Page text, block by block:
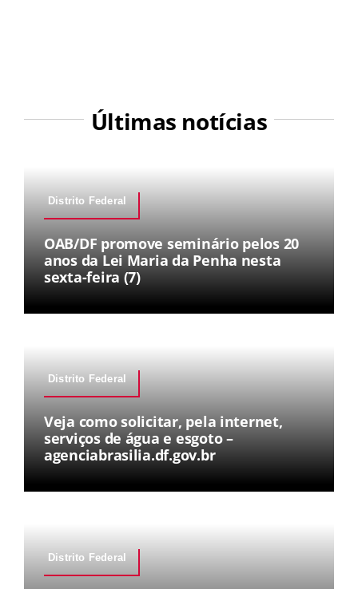
Últimas notícias
Distrito Federal
OAB/DF promove seminário pelos 20
anos da Lei Maria da Penha nesta
sexta-feira (7)
Distrito Federal
Veja como solicitar, pela internet,
serviços de água e esgoto –
agenciabrasilia.df.gov.br
Distrito Federal